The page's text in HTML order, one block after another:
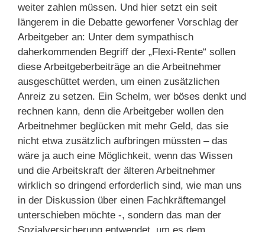
weiter zahlen müssen. Und hier setzt ein seit
längerem in die Debatte geworfener Vorschlag der
Arbeitgeber an: Unter dem sympathisch
daherkommenden Begriff der „Flexi-Rente“ sollen
diese Arbeitgeberbeiträge an die Arbeitnehmer
ausgeschüttet werden, um einen zusätzlichen
Anreiz zu setzen. Ein Schelm, wer böses denkt und
rechnen kann, denn die Arbeitgeber wollen den
Arbeitnehmer beglücken mit mehr Geld, das sie
nicht etwa zusätzlich aufbringen müssten – das
wäre ja auch eine Möglichkeit, wenn das Wissen
und die Arbeitskraft der älteren Arbeitnehmer
wirklich so dringend erforderlich sind, wie man uns
in der Diskussion über einen Fachkräftemangel
unterschieben möchte -, sondern das man der